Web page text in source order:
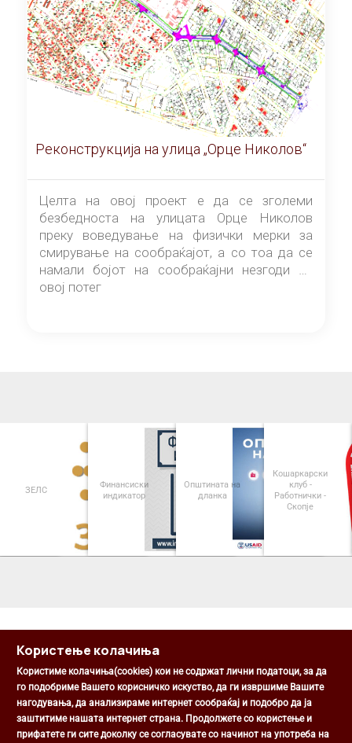
Реконструкција на улица „Орце Николов“
Целта на овој проект е да се зголеми
безбедноста на улицата Орце Николов
преку воведување на физички мерки за
смирување на сообраќајот, а со тоа да се
намали бојот на сообраќајни незгоди на
овој потег
ЗЕЛС
Финансиски
индикатор
Општината на
дланка
Кошаркарски
клуб -
Работнички -
Скопје
Општина Центар
Михаил Цоков бр. 1, Скопје
Користење колачиња
Користиме колачиња(cookies) кои не содржат лични податоци, за да
го подобриме Вашето корисничко искуство, да ги извршиме Вашите
нагодувања, да анализираме интернет сообраќај и подобро да ја
заштитиме нашата интернет страна. Продолжете со користење и
прифатете ги сите доколку се согласувате со начинот на употреба на